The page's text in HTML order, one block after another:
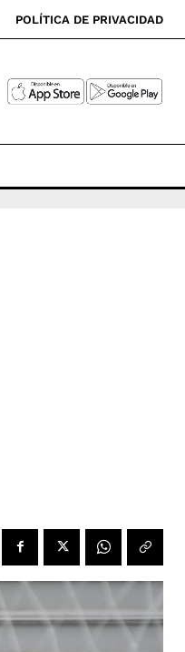
POLÍTICA DE PRIVACIDAD